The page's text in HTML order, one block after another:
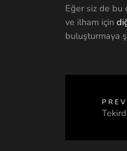
Eğer siz de bu
ve ilham için
buluşturmaya